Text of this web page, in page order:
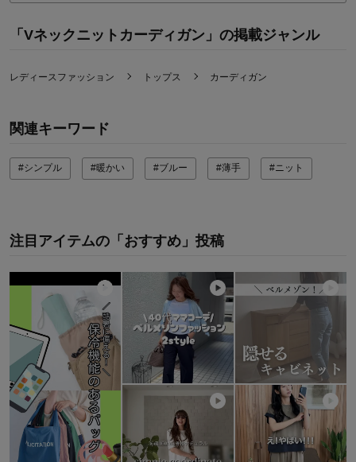
お気に入りポイント：
デザイン、色、サイズ、機能、価格、着
回しがきく
身長（cm）： 156～160
「Vネックニットカーディガン」の掲載ジャンル
レディースファッション トップス カーディガン
関連キーワード
#シンプル #暖かい #ブルー #薄手 #ニット
注目アイテムの「おすすめ」投稿